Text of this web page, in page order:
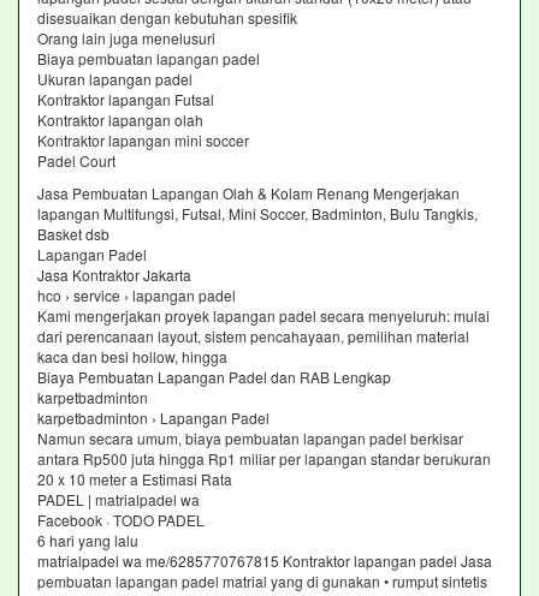
disesuaikan dengan kebutuhan spesifik
Orang lain juga menelusuri
Biaya pembuatan lapangan padel
Ukuran lapangan padel
Kontraktor lapangan Futsal
Kontraktor lapangan olah
Kontraktor lapangan mini soccer
Padel Court
Jasa Pembuatan Lapangan Olah & Kolam Renang Mengerjakan
lapangan Multifungsi, Futsal, Mini Soccer, Badminton, Bulu Tangkis,
Basket dsb
Lapangan Padel
Jasa Kontraktor Jakarta
hco › service › lapangan padel
Kami mengerjakan proyek lapangan padel secara menyeluruh: mulai
dari perencanaan layout, sistem pencahayaan, pemilihan material
kaca dan besi hollow, hingga
Biaya Pembuatan Lapangan Padel dan RAB Lengkap
karpetbadminton
karpetbadminton › Lapangan Padel
Namun secara umum, biaya pembuatan lapangan padel berkisar
antara Rp500 juta hingga Rp1 miliar per lapangan standar berukuran
20 x 10 meter a Estimasi Rata
PADEL | matrialpadel wa
Facebook · TODO PADEL
6 hari yang lalu
matrialpadel wa me/6285770767815 Kontraktor lapangan padel Jasa
pembuatan lapangan padel matrial yang di gunakan • rumput sintetis